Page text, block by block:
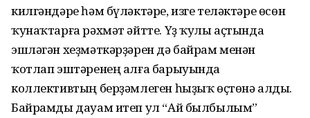
килгәндәре һәм бүләктәре, изге теләктәре өсөн
ҡунаҡтарға рәхмәт әйтте. Үҙ ҡулы аҫтында
эшләгән хеҙмәткәрҙәрен дә байрам менән
ҡотлап эштәренең алға барыуында
коллективтың берҙәмлеген һыҙыҡ өҫтөнә алды.
Байрамды дауам итеп ул “Ай былбылым”